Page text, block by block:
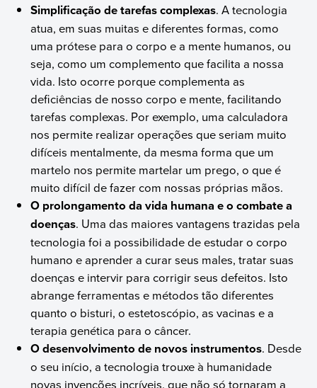
Simplificação de tarefas complexas. A tecnologia
atua, em suas muitas e diferentes formas, como
uma prótese para o corpo e a mente humanos, ou
seja, como um complemento que facilita a nossa
vida. Isto ocorre porque complementa as
deficiências de nosso corpo e mente, facilitando
tarefas complexas. Por exemplo, uma calculadora
nos permite realizar operações que seriam muito
difíceis mentalmente, da mesma forma que um
martelo nos permite martelar um prego, o que é
muito difícil de fazer com nossas próprias mãos.
O prolongamento da vida humana e o combate a
doenças. Uma das maiores vantagens trazidas pela
tecnologia foi a possibilidade de estudar o corpo
humano e aprender a curar seus males, tratar suas
doenças e intervir para corrigir seus defeitos. Isto
abrange ferramentas e métodos tão diferentes
quanto o bisturi, o estetoscópio, as vacinas e a
terapia genética para o câncer.
O desenvolvimento de novos instrumentos. Desde
o seu início, a tecnologia trouxe à humanidade
novas invenções incríveis, que não só tornaram a